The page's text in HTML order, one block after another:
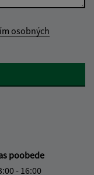
osobných
poobede
- 16:00